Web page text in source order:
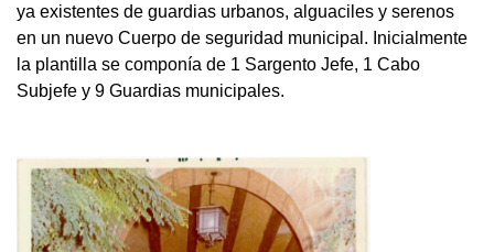
ya existentes de guardias urbanos, alguaciles y serenos
en un nuevo Cuerpo de seguridad municipal. Inicialmente
la plantilla se componía de 1 Sargento Jefe, 1 Cabo
Subjefe y 9 Guardias municipales.